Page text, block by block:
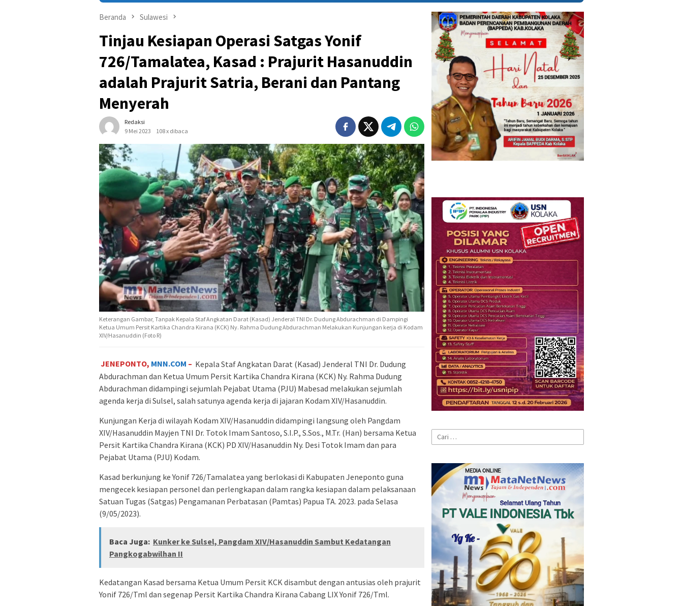
Beranda Sulawesi
Tinjau Kesiapan Operasi Satgas Yonif
726/Tamalatea, Kasad : Prajurit Hasanuddin
adalah Prajurit Satria, Berani dan Pantang
Menyerah
Redaksi
9 Mei 2023
108 x dibaca
Keterangan Gambar, Tanpak Kepala Staf Angkatan Darat (Kasad) Jenderal TNI Dr. Dudung Abdurachman di Dampingi
Ketua Umum Persit Kartika Chandra Kirana (KCK) Ny. Rahma Dudung Abdurachman Melakukan Kunjungan kerja di Kodam
XIV/Hasanuddin (Foto R)
JENEPONTO, MNN.COM – Kepala Staf Angkatan Darat (Kasad) Jenderal TNI Dr. Dudung
Abdurachman dan Ketua Umum Persit Kartika Chandra Kirana (KCK) Ny. Rahma Dudung
Abdurachman didampingi sejumlah Pejabat Utama (PJU) Mabesad melakukan sejumlah
agenda kerja di Sulsel, salah satunya agenda kerja di jajaran Kodam XIV/Hasanuddin.
Kunjungan Kerja di wilayah Kodam XIV/Hasanuddin didampingi langsung oleh Pangdam
XIV/Hasanuddin Mayjen TNI Dr. Totok Imam Santoso, S.I.P., S.Sos., M.Tr. (Han) bersama Ketua
Persit Kartika Chandra Kirana (KCK) PD XIV/Hasanuddin Ny. Desi Totok Imam dan para
Pejabat Utama (PJU) Kodam.
Kasad berkunjung ke Yonif 726/Tamalatea yang berlokasi di Kabupaten Jeneponto guna
mengecek kesiapan personel dan perlengkapan dalam rangka kesiapan dalam pelaksanaan
Satuan Tugas (Satgas) Pengamanan Perbatasan (Pamtas) Papua TA. 2023. pada Selasa
(9/05/2023).
Baca Juga: Kunker ke Sulsel, Pangdam XIV/Hasanuddin Sambut Kedatangan
Pangkogabwilhan II
Kedatangan Kasad bersama Ketua Umum Persit KCK disambut dengan antusias oleh prajurit
Yonif 726/Tml dan segenap Persit Kartika Chandra Kirana Cabang LIX Yonif 726/Tml.
Cari
untuk: